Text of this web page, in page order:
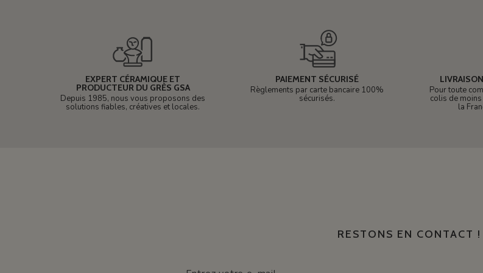
EXPERT CÉRAMIQUE ET
PRODUCTEUR DU GRÈS GSA
Depuis 1985, nous vous proposons des
solutions fiables, créatives et locales.
PAIEMENT SÉCURISÉ
Règlements par carte bancaire 100%
sécurisés.
Pour toute
colis de
la
RESTONS EN CONTACT !